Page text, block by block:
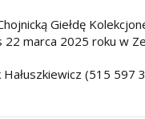
Giełdę
22 marca 2025 roku w
Hałuszkiewicz (515